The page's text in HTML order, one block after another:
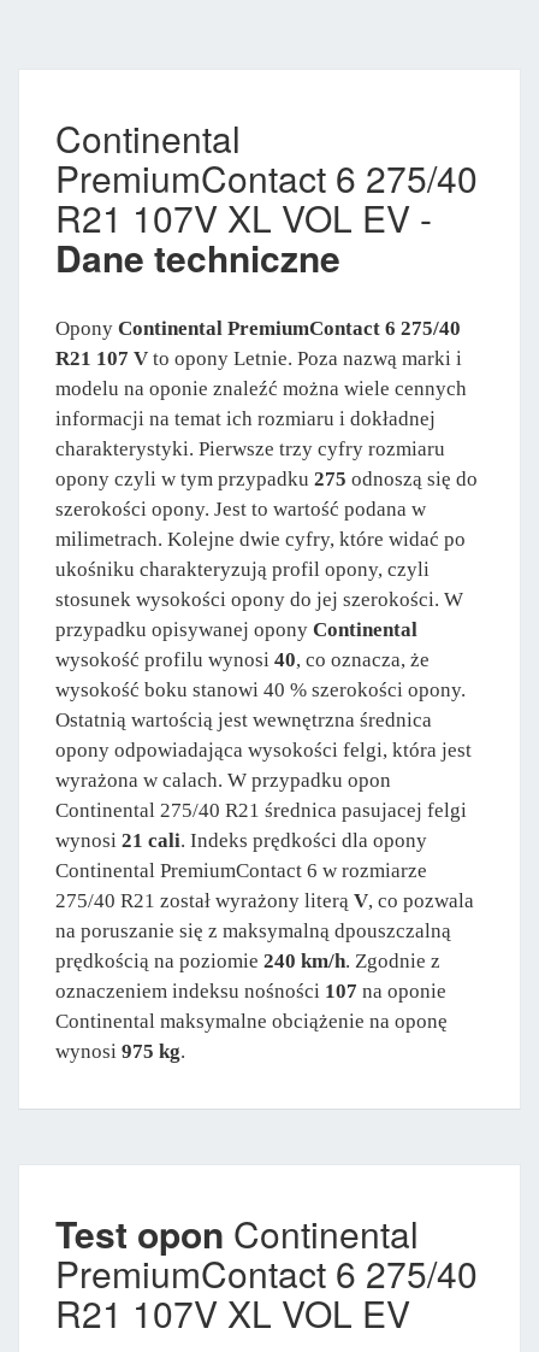
Continental
PremiumContact 6 275/40
R21 107V XL VOL EV -
Dane techniczne
Opony Continental PremiumContact 6 275/40
R21 107 V to opony Letnie. Poza nazwą marki i
modelu na oponie znaleźć można wiele cennych
informacji na temat ich rozmiaru i dokładnej
charakterystyki. Pierwsze trzy cyfry rozmiaru
opony czyli w tym przypadku 275 odnoszą się do
szerokości opony. Jest to wartość podana w
milimetrach. Kolejne dwie cyfry, które widać po
ukośniku charakteryzują profil opony, czyli
stosunek wysokości opony do jej szerokości. W
przypadku opisywanej opony Continental
wysokość profilu wynosi 40, co oznacza, że
wysokość boku stanowi 40 % szerokości opony.
Ostatnią wartością jest wewnętrzna średnica
opony odpowiadająca wysokości felgi, która jest
wyrażona w calach. W przypadku opon
Continental 275/40 R21 średnica pasujacej felgi
wynosi 21 cali. Indeks prędkości dla opony
Continental PremiumContact 6 w rozmiarze
275/40 R21 został wyrażony literą V, co pozwala
na poruszanie się z maksymalną dpouszczalną
prędkością na poziomie 240 km/h. Zgodnie z
oznaczeniem indeksu nośności 107 na oponie
Continental maksymalne obciążenie na oponę
wynosi 975 kg.
Test opon Continental
PremiumContact 6 275/40
R21 107V XL VOL EV